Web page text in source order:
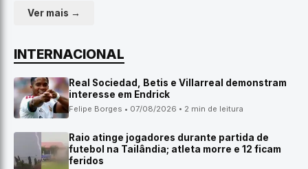
Ver mais →
INTERNACIONAL
Real Sociedad, Betis e Villarreal demonstram
interesse em Endrick
Felipe Borges • 07/08/2026 • 2 min de leitura
Raio atinge jogadores durante partida de
futebol na Tailândia; atleta morre e 12 ficam
feridos